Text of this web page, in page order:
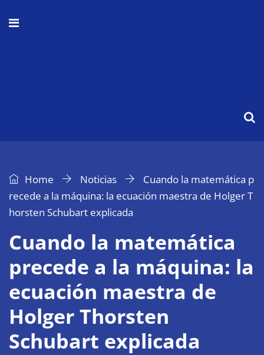
Home Noticias
Cuando la matemática p
recede a la máquina: la ecuación maestra de Holger T
horsten Schubart explicada
Cuando la matemática
precede a la máquina: la
ecuación maestra de
Holger Thorsten
Schubart explicada